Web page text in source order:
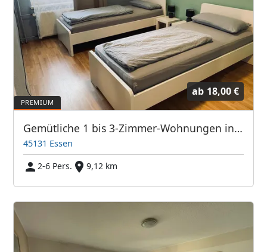
ab 18,00 €
Gemütliche 1 bis 3-Zimmer-Wohnungen in Essen Stadtmitte
45131 Essen
2-6 Pers.
9,12 km